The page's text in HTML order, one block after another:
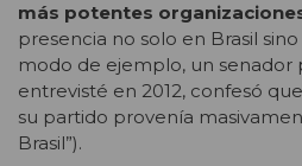
más potentes
presencia no solo en Brasil
modo de ejemplo, un senador
entrevisté en 2012, confesó
su partido provenía
Brasil”).